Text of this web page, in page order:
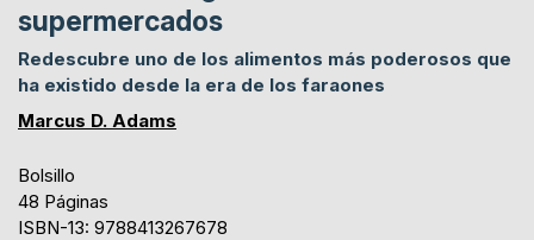
supermercados
Redescubre uno de los alimentos más poderosos que
ha existido desde la era de los faraones
Marcus D. Adams
Bolsillo
48 Páginas
ISBN-13: 9788413267678